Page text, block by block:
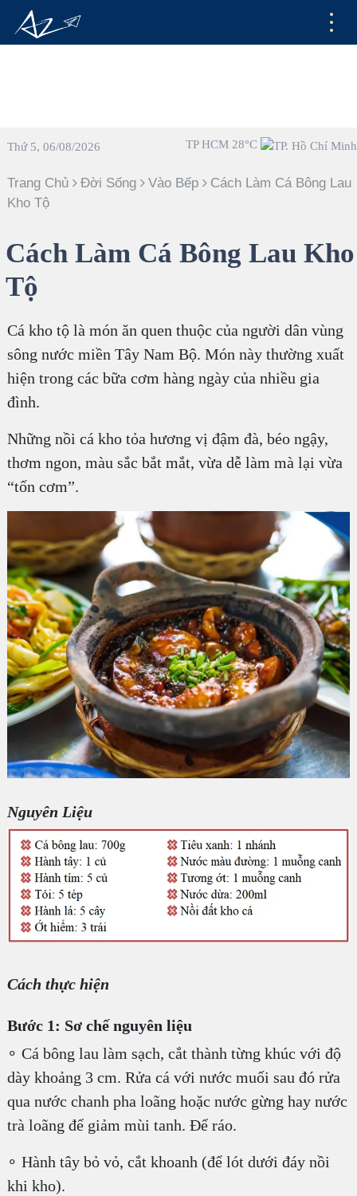
Thứ 5, 06/08/2026 TP HCM 28°C
Trang Chủ Đời Sống Vào Bếp
Cách Làm Cá Bông Lau
Kho Tộ
Cách Làm Cá Bông Lau Kho
Tộ
Cá kho tộ là món ăn quen thuộc của người dân vùng
sông nước miền Tây Nam Bộ. Món này thường xuất
hiện trong các bữa cơm hàng ngày của nhiều gia
đình.
Những nồi cá kho tỏa hương vị đậm đà, béo ngậy,
thơm ngon, màu sắc bắt mắt, vừa dễ làm mà lại vừa
“tốn cơm”.
Nguyên Liệu
Cách thực hiện
Bước 1: Sơ chế nguyên liệu
∘ Cá bông lau làm sạch, cắt thành từng khúc với độ
dày khoảng 3 cm. Rửa cá với nước muối sau đó rửa
qua nước chanh pha loãng hoặc nước gừng hay nước
trà loãng để giảm mùi tanh. Để ráo.
∘ Hành tây bỏ vỏ, cắt khoanh (để lót dưới đáy nồi
khi kho).